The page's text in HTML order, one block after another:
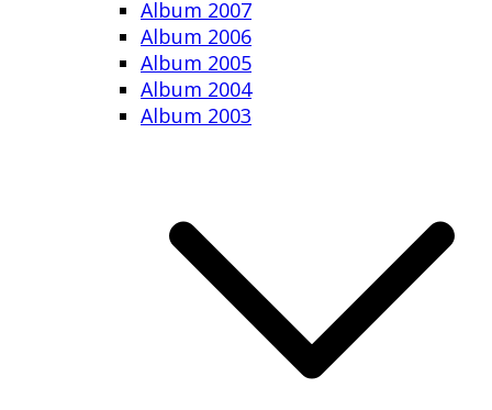
Album 2007
Album 2006
Album 2005
Album 2004
Album 2003